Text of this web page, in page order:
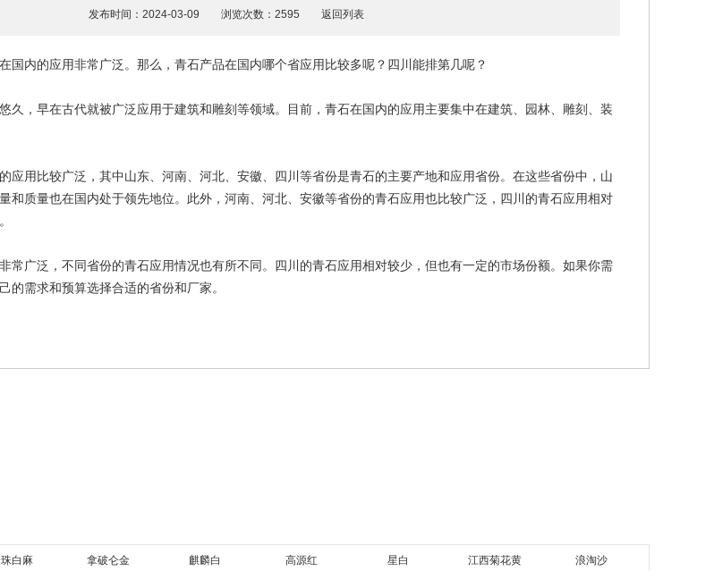
发布时间：2024-03-09 浏览次数：2595 返回列表
国内的应用非常广泛。那么，青石产品在国内哪个省应用比较多呢？四川能排第几呢？
久，早在古代就被广泛应用于建筑和雕刻等领域。目前，青石在国内的应用主要集中在建筑、园林、雕刻、装
应用比较广泛，其中山东、河南、河北、安徽、四川等省份是青石的主要产地和应用省份。在这些省份中，山
和质量也在国内处于领先地位。此外，河南、河北、安徽等省份的青石应用也比较广泛，四川的青石应用相对
常广泛，不同省份的青石应用情况也有所不同。四川的青石应用相对较少，但也有一定的市场份额。如果你需
的需求和预算选择合适的省份和厂家。
白麻 拿破仑金 麒麟白 高源红 星白 江西菊花黄 浪淘沙